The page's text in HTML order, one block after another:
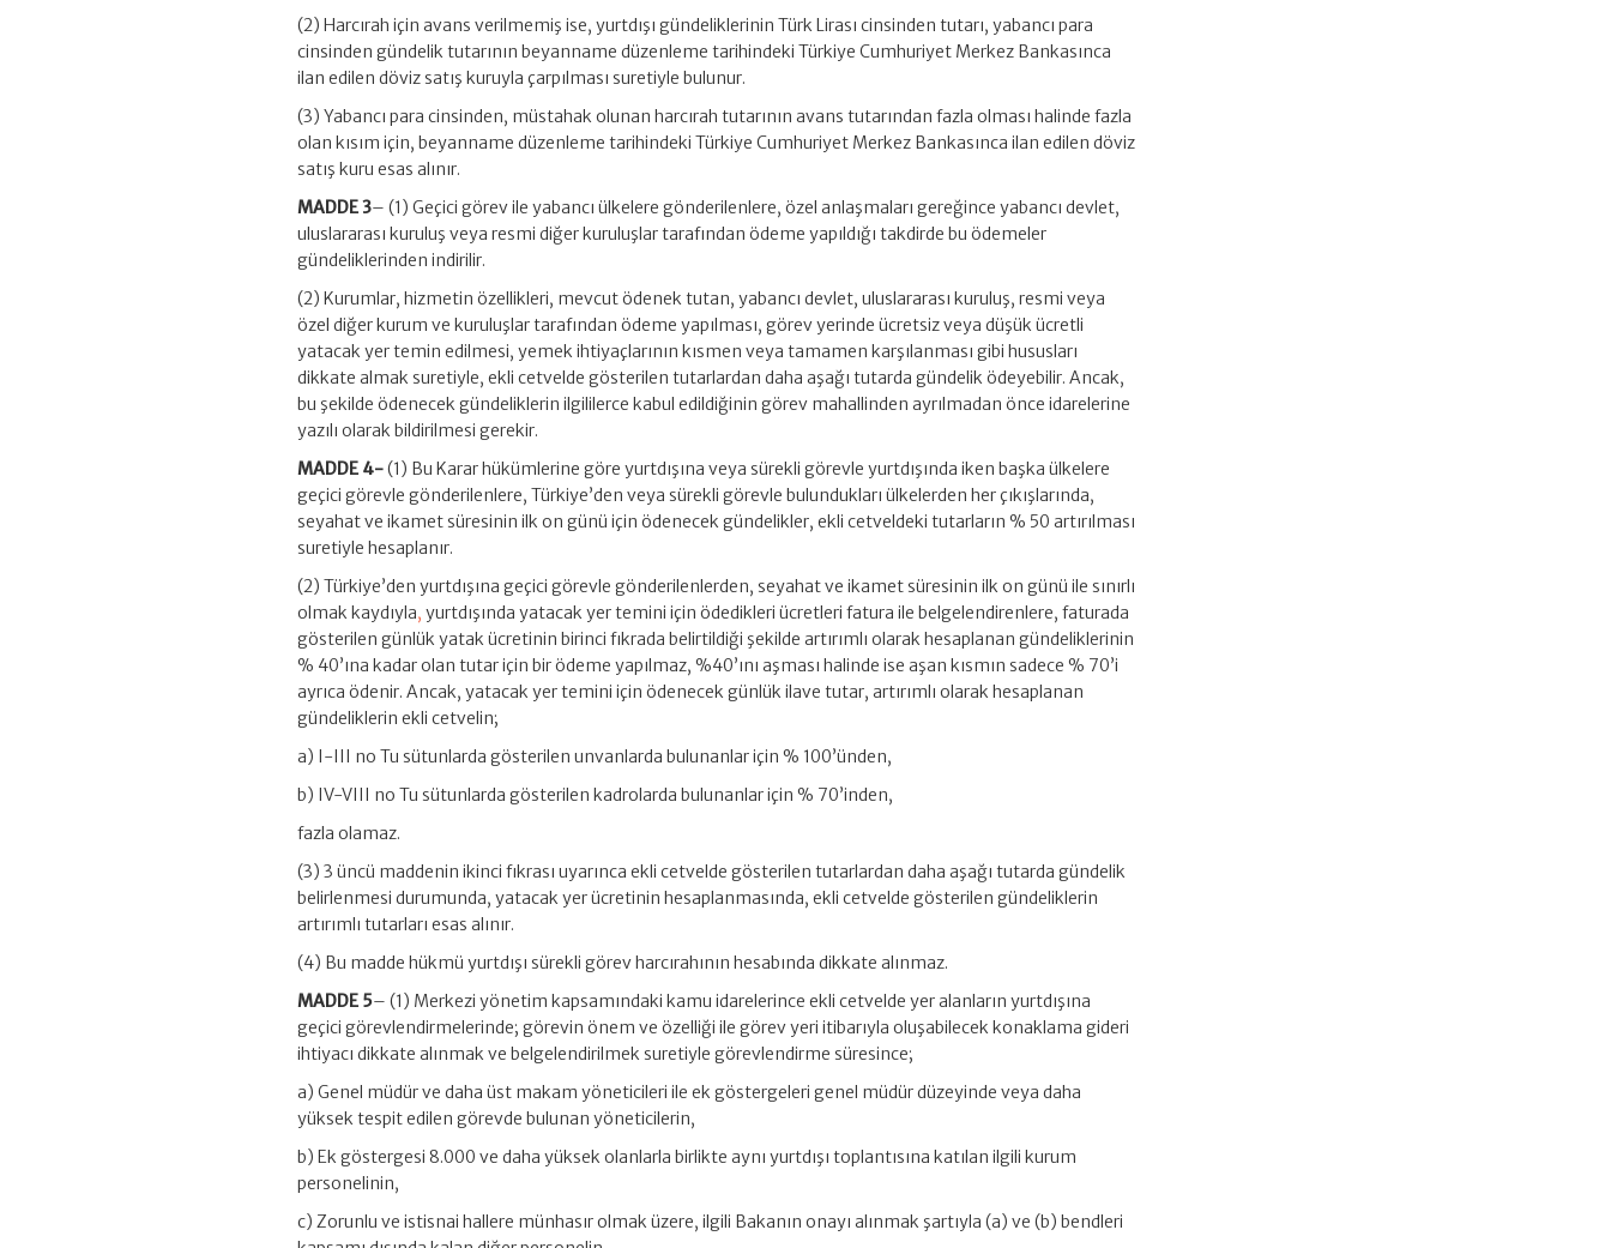
(2) Harcırah için avans verilmemiş ise, yurtdışı gündeliklerinin Türk Lirası cinsinden tutarı, yabancı para
cinsinden gündelik tutarının beyanname düzenleme tarihindeki Türkiye Cumhuriyet Merkez Bankasınca
ilan edilen döviz satış kuruyla çarpılması suretiyle bulunur.
(3) Yabancı para cinsinden, müstahak olunan harcırah tutarının avans tutarından fazla olması halinde fazla
olan kısım için, beyanname düzenleme tarihindeki Türkiye Cumhuriyet Merkez Bankasınca ilan edilen döviz
satış kuru esas alınır.
MADDE 3– (1) Geçici görev ile yabancı ülkelere gönderilenlere, özel anlaşmaları gereğince yabancı devlet,
uluslararası kuruluş veya resmi diğer kuruluşlar tarafından ödeme yapıldığı takdirde bu ödemeler
gündeliklerinden indirilir.
(2) Kurumlar, hizmetin özellikleri, mevcut ödenek tutan, yabancı devlet, uluslararası kuruluş, resmi veya
özel diğer kurum ve kuruluşlar tarafından ödeme yapılması, görev yerinde ücretsiz veya düşük ücretli
yatacak yer temin edilmesi, yemek ihtiyaçlarının kısmen veya tamamen karşılanması gibi hususları
dikkate almak suretiyle, ekli cetvelde gösterilen tutarlardan daha aşağı tutarda gündelik ödeyebilir. Ancak,
bu şekilde ödenecek gündeliklerin ilgililerce kabul edildiğinin görev mahallinden ayrılmadan önce idarelerine
yazılı olarak bildirilmesi gerekir.
MADDE 4-(1) Bu Karar hükümlerine göre yurtdışına veya sürekli görevle yurtdışında iken başka ülkelere
geçici görevle gönderilenlere, Türkiye’den veya sürekli görevle bulundukları ülkelerden her çıkışlarında,
seyahat ve ikamet süresinin ilk on günü için ödenecek gündelikler, ekli cetveldeki tutarların % 50 artırılması
suretiyle hesaplanır.
(2) Türkiye’den yurtdışına geçici görevle gönderilenlerden, seyahat ve ikamet süresinin ilk on günü ile sınırlı
olmak kaydıyla, yurtdışında yatacak yer temini için ödedikleri ücretleri fatura ile belgelendirenlere, faturada
gösterilen günlük yatak ücretinin birinci fıkrada belirtildiği şekilde artırımlı olarak hesaplanan gündeliklerinin
% 40’ına kadar olan tutar için bir ödeme yapılmaz, %40’ını aşması halinde ise aşan kısmın sadece % 70’i
ayrıca ödenir. Ancak, yatacak yer temini için ödenecek günlük ilave tutar, artırımlı olarak hesaplanan
gündeliklerin ekli cetvelin;
a) I-III no Tu sütunlarda gösterilen unvanlarda bulunanlar için % 100’ünden,
b) IV-VIII no Tu sütunlarda gösterilen kadrolarda bulunanlar için % 70’inden,
fazla olamaz.
(3) 3 üncü maddenin ikinci fıkrası uyarınca ekli cetvelde gösterilen tutarlardan daha aşağı tutarda gündelik
belirlenmesi durumunda, yatacak yer ücretinin hesaplanmasında, ekli cetvelde gösterilen gündeliklerin
artırımlı tutarları esas alınır.
(4) Bu madde hükmü yurtdışı sürekli görev harcırahının hesabında dikkate alınmaz.
MADDE 5– (1) Merkezi yönetim kapsamındaki kamu idarelerince ekli cetvelde yer alanların yurtdışına
geçici görevlendirmelerinde; görevin önem ve özelliği ile görev yeri itibarıyla oluşabilecek konaklama gideri
ihtiyacı dikkate alınmak ve belgelendirilmek suretiyle görevlendirme süresince;
a) Genel müdür ve daha üst makam yöneticileri ile ek göstergeleri genel müdür düzeyinde veya daha
yüksek tespit edilen görevde bulunan yöneticilerin,
b) Ek göstergesi 8.000 ve daha yüksek olanlarla birlikte aynı yurtdışı toplantısına katılan ilgili kurum
personelinin,
c) Zorunlu ve istisnai hallere münhasır olmak üzere, ilgili Bakanın onayı alınmak şartıyla (a) ve (b) bendleri